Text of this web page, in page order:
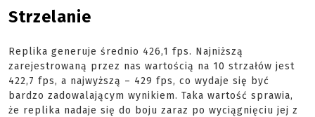
Strzelanie
Replika generuje średnio 426,1 fps. Najniższą
zarejestrowaną przez nas wartością na 10 strzałów jest
422,7 fps, a najwyższą – 429 fps, co wydaje się być
bardzo zadowalającym wynikiem. Taka wartość sprawia,
że replika nadaje się do boju zaraz po wyciągnięciu jej z